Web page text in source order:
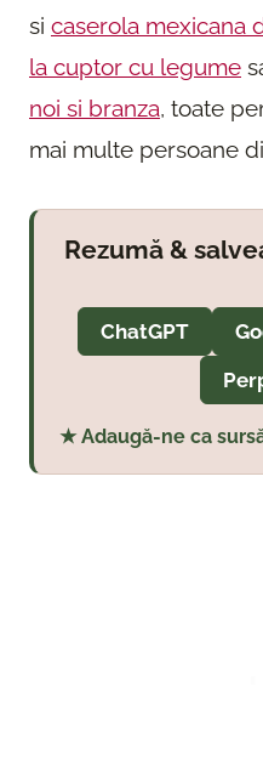
si caserola mexicana
la cuptor cu legume
noi si branza, toate
mai multe persoane
Rezumă &
ChatGPT
★ Adaugă-ne ca